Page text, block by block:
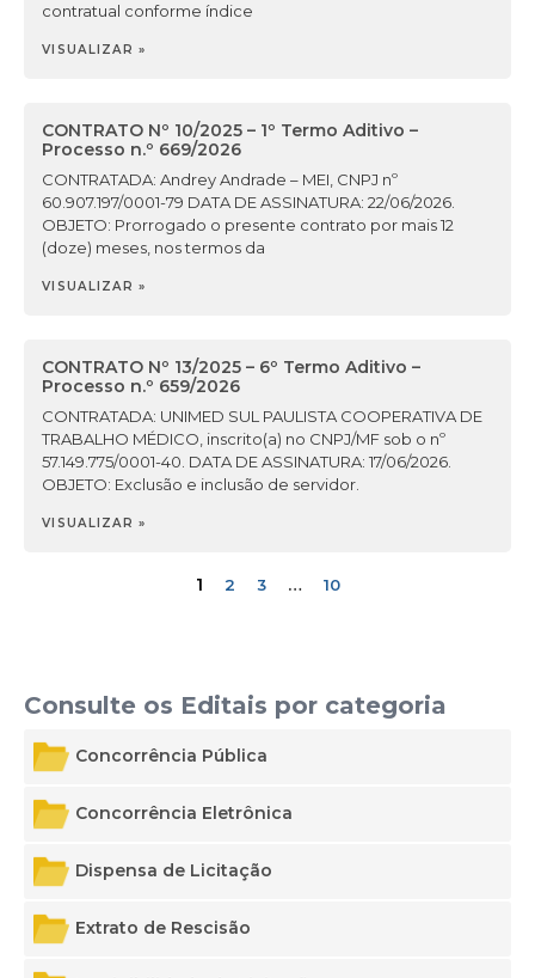
contratual conforme índice
VISUALIZAR »
CONTRATO Nº 10/2025 – 1º Termo Aditivo –
Processo n.º 669/2026
CONTRATADA: Andrey Andrade – MEI, CNPJ nº
60.907.197/0001-79 DATA DE ASSINATURA: 22/06/2026.
OBJETO: Prorrogado o presente contrato por mais 12
(doze) meses, nos termos da
VISUALIZAR »
CONTRATO Nº 13/2025 – 6º Termo Aditivo –
Processo n.º 659/2026
CONTRATADA: UNIMED SUL PAULISTA COOPERATIVA DE
TRABALHO MÉDICO, inscrito(a) no CNPJ/MF sob o nº
57.149.775/0001-40. DATA DE ASSINATURA: 17/06/2026.
OBJETO: Exclusão e inclusão de servidor.
VISUALIZAR »
1 2 3 … 10
Consulte os Editais por categoria
Concorrência Pública
Concorrência Eletrônica
Dispensa de Licitação
2023
Extrato de Rescisão